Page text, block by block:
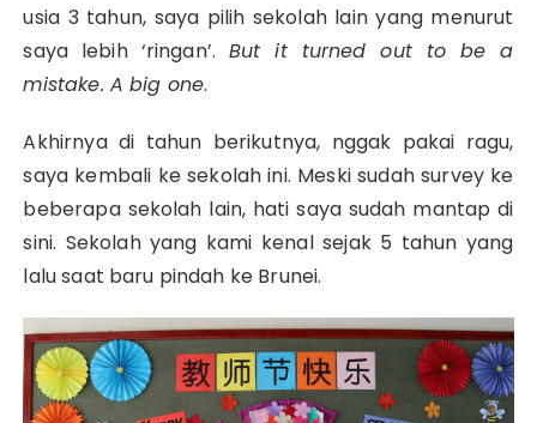
usia 3 tahun, saya pilih sekolah lain yang menurut
saya lebih ‘ringan’.But it turned out to be a
mistake. A big one.
Akhirnya di tahun berikutnya, nggak pakai ragu,
saya kembali ke sekolah ini. Meski sudah survey ke
beberapa sekolah lain, hati saya sudah mantap di
sini. Sekolah yang kami kenal sejak 5 tahun yang
lalu saat baru pindah ke Brunei.